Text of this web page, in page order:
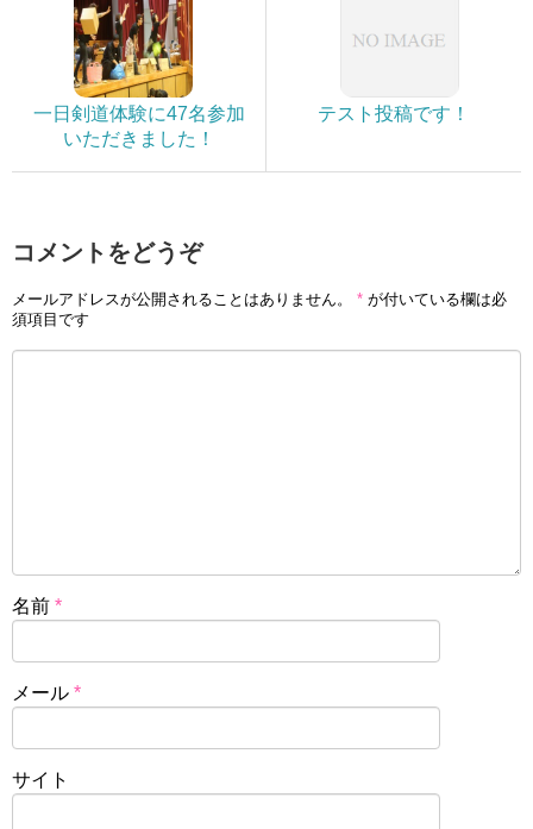
一日剣道体験に47名参加
いただきました！
テスト投稿です！
コメントをどうぞ
メールアドレスが公開されることはありません。 * が付いている欄は必
須項目です
名前 *
メール *
サイト